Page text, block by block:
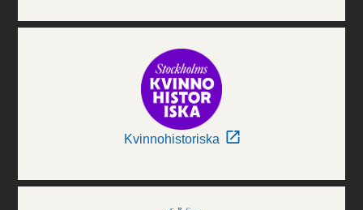
Kvinnohistoriska